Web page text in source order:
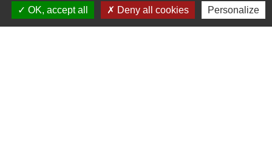
Le DICRIM (document d’information
communale sur les risques majeurs),quant à
OK, accept all
Deny all cookies Personalize